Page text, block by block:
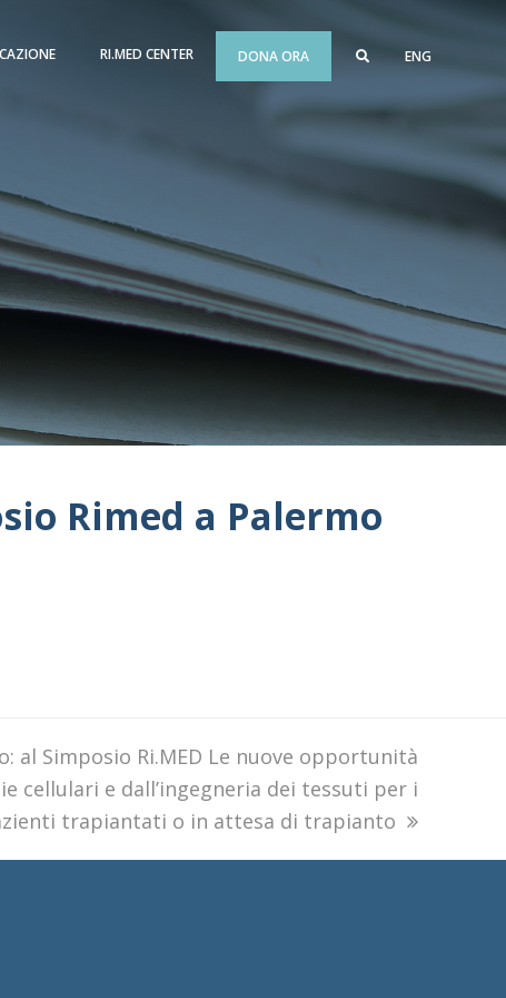
RI.MED CENTER DONA ORA ENG
Rimed a Palermo
al Simposio Ri.MED Le nuove opportunità
cellulari e dall’ingegneria dei tessuti per i
trapiantati o in attesa di trapianto